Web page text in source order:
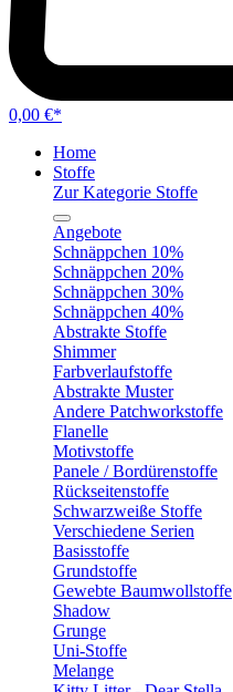
0,00 €*
Home
Stoffe
Zur Kategorie Stoffe
Angebote
Schnäppchen 10%
Schnäppchen 20%
Schnäppchen 30%
Schnäppchen 40%
Abstrakte Stoffe
Shimmer
Farbverlaufstoffe
Abstrakte Muster
Andere Patchworkstoffe
Flanelle
Motivstoffe
Panele / Bordürenstoffe
Rückseitenstoffe
Schwarzweiße Stoffe
Verschiedene Serien
Basisstoffe
Grundstoffe
Gewebte Baumwollstoffe
Shadow
Grunge
Uni-Stoffe
Melange